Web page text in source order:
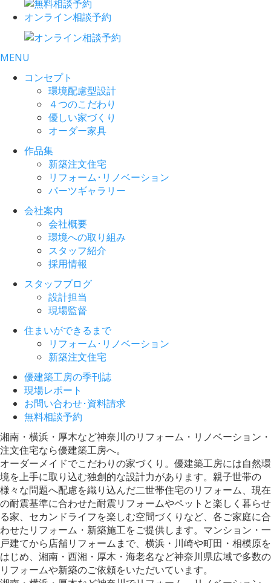
オンライン相談予約
MENU
コンセプト
環境配慮型設計
４つのこだわり
優しい家づくり
オーダー家具
作品集
新築注文住宅
リフォーム･リノベーション
パーツギャラリー
会社案内
会社概要
環境への取り組み
スタッフ紹介
採用情報
スタッフブログ
設計担当
現場監督
住まいができるまで
リフォーム･リノベーション
新築注文住宅
優建築工房の季刊誌
現場レポート
お問い合わせ･資料請求
無料相談予約
湘南・横浜・厚木など神奈川のリフォーム・リノベーション・
注文住宅なら優建築工房へ。
オーダーメイドでこだわりの家づくり。優建築工房には自然環
境を上手に取り込む独創的な設計力があります。親子世帯の
様々な問題へ配慮を織り込んだ二世帯住宅のリフォーム、現在
の耐震基準に合わせた耐震リフォームやペットと楽しく暮らせ
る家、セカンドライフを楽しむ空間づくりなど、各ご家庭に合
わせたリフォーム・新築施工をご提供します。マンション・一
戸建てから店舗リフォームまで、横浜・川崎や町田・相模原を
はじめ、湘南・西湘・厚木・海老名など神奈川県広域で多数の
リフォームや新築のご依頼をいただいています。